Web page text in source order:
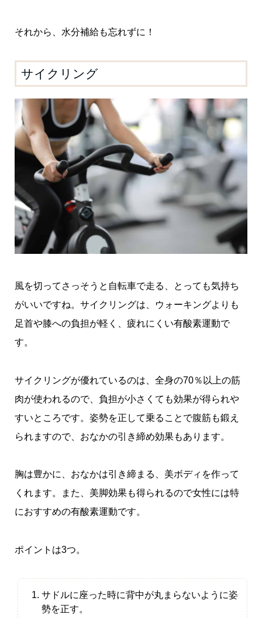
それから、水分補給も忘れずに！
サイクリング
風を切ってさっそうと自転車で走る、とっても気持ち
がいいですね。サイクリングは、ウォーキングよりも
足首や膝への負担が軽く、疲れにくい有酸素運動で
す。
サイクリングが優れているのは、全身の70％以上の筋
肉が使われるので、負担が小さくても効果が得られや
すいところです。姿勢を正して乗ることで腹筋も鍛え
られますので、おなかの引き締め効果もあります。
胸は豊かに、おなかは引き締まる、美ボディを作って
くれます。また、美脚効果も得られるので女性には特
におすすめの有酸素運動です。
ポイントは3つ。
サドルに座った時に背中が丸まらないように姿
勢を正す。